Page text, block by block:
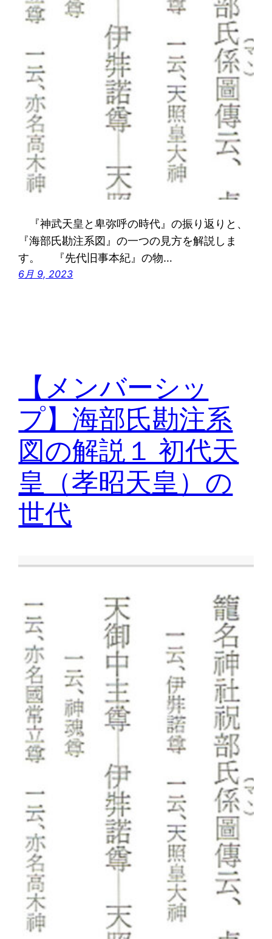
『神武天皇と卑弥呼の時代』の振り返りと、
『海部氏勘注系図』の一つの見方を解説しま
す。 『先代旧事本紀』の物…
6月 9, 2023
【メンバーシッ
プ】海部氏勘注系
図の解説１ 初代天
皇（孝昭天皇）の
世代